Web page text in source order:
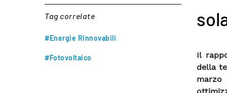
Tag correlate
#Energie Rinnovabili
#Fotovoltaico
Il
della
marzo